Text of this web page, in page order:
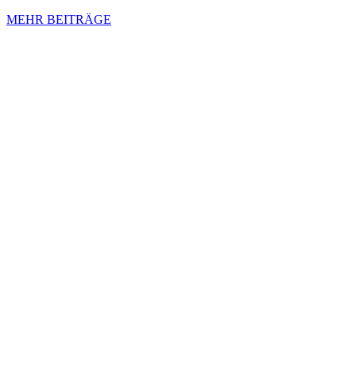
MEHR BEITRÄGE